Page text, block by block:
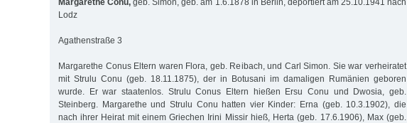
Lodz
Agathenstraße 3
Margarethe Conus Eltern waren Flora, geb. Reibach, und Carl Simon. Sie war verheiratet
mit Strulu Conu (geb. 18.11.1875), der in Botusani im damaligen Rumänien geboren
wurde. Er war staatenlos. Strulu Conus Eltern hießen Ersu Conu und Dwosia, geb.
Steinberg. Margarethe und Strulu Conu hatten vier Kinder: Erna (geb. 10.3.1902), die
nach ihrer Heirat mit einem Griechen Irini Missir hieß, Herta (geb. 17.6.1906), Max (geb.